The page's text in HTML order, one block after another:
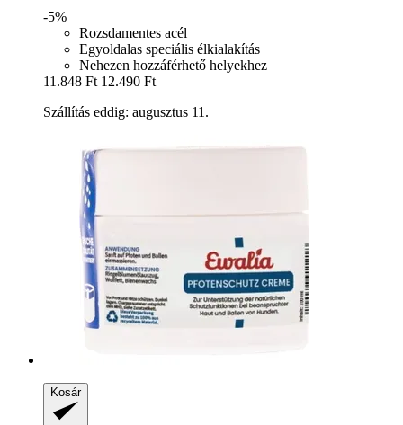
-5%
Rozsdamentes acél
Egyoldalas speciális élkialakítás
Nehezen hozzáférhető helyekhez
11.848 Ft 12.490 Ft
Szállítás eddig: augusztus 11.
Kosár